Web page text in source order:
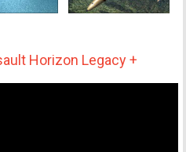
Horizon Legacy +